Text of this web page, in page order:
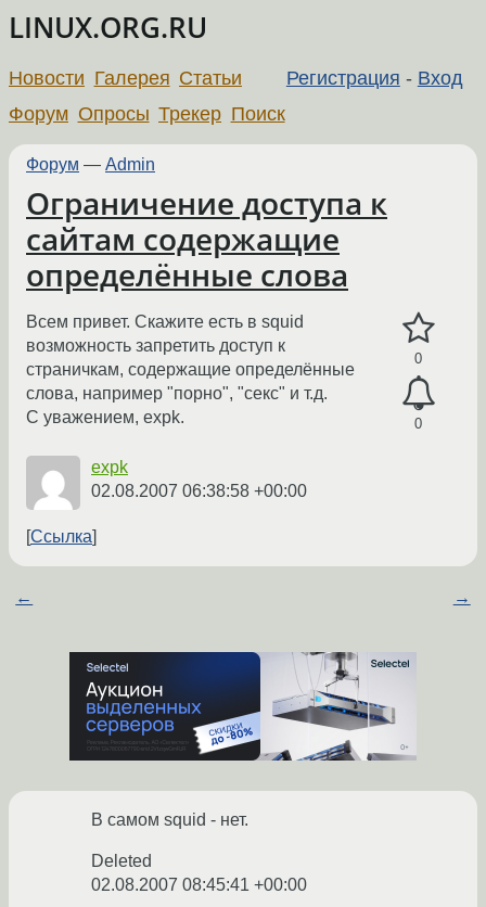
LINUX.ORG.RU
Регистрация - Вход
Новости Галерея Статьи
Форум Опросы Трекер Поиск
Форум — Admin
Ограничение доступа к
сайтам содержащие
определённые слова
0
0
Всем привет. Скажите есть в squid
возможность запретить доступ к
страничкам, содержащие определённые
слова, например "порно", "секс" и т.д.
С уважением, expk.
expk
02.08.2007 06:38:58 +00:00
Ссылка
← →
В самом squid - нет.
Deleted
02.08.2007 08:45:41 +00:00